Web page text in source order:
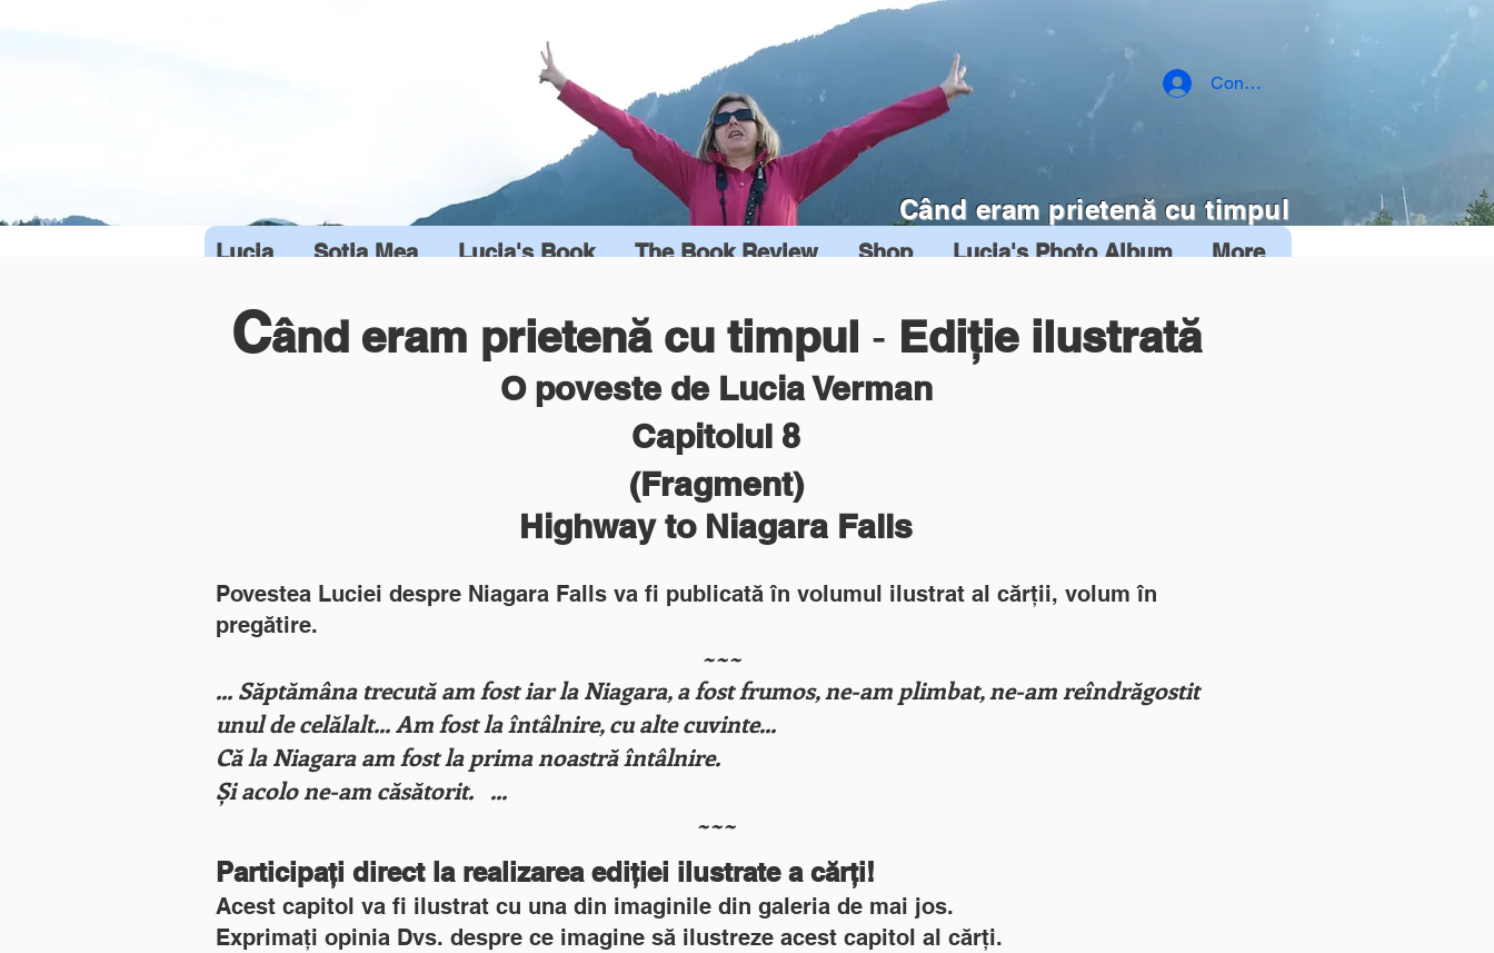
Când eram prietenă cu timpul
Conectează-te
Lucia Sotia Mea Lucia's Book The Book Review Shop Lucia's Photo Album More
Când eram prietenă cu timpul - Ediție ilustrată
O poveste de Lucia Verman
Capitolul 8
(Fragment)
Highway to Niagara Falls
Povestea Luciei despre Niagara Falls va fi publicată în volumul ilustrat al cărții, volum în
pregătire.
~~~
... Săptămâna trecută am fost iar la Niagara, a fost frumos, ne-am plimbat, ne-am reîndrăgostit
unul de celălalt... Am fost la întâlnire, cu alte cuvinte...
Că la Niagara am fost la prima noastră întâlnire.
Și acolo ne-am căsătorit. ...
~~~
Participați direct la realizarea ediției ilustrate acărți!
Acest capitol va fi ilustrat cu una din imaginile din galeria de mai jos.
Exprimați opinia Dvs. despre ce imagine să ilustreze acest capitol al cărți.